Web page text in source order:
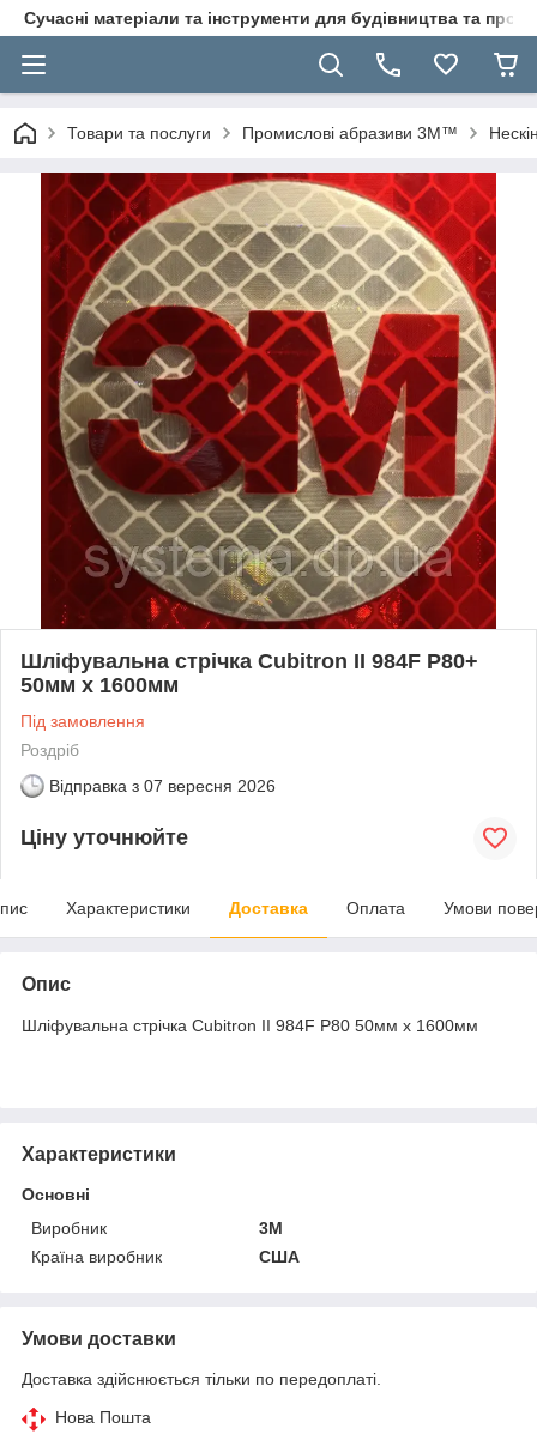
Сучасні матеріали та інструменти для будівництва та
Товари та послуги Промислові абразиви 3M™
Шліфувальна стрічка Cubitron II 984F P80+
50мм х 1600мм
Під замовлення
Роздріб
Відправка з 07 вересня 2026
Ціну уточнюйте
Характеристики Доставка Оплата Умови
Опис
Шліфувальна стрічка Cubitron II 984F P80 50мм х 1600мм
Характеристики
Основні
Виробник
3М
Країна виробник
США
Умови доставки
Доставка здійснюється тільки по передоплаті.
Нова Пошта